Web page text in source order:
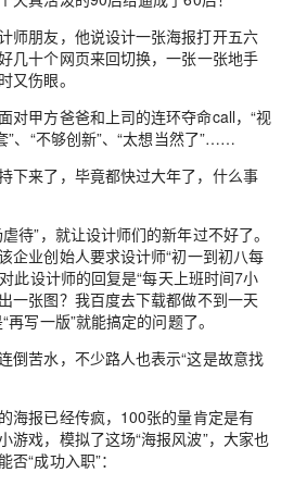
师朋友，他说设计一张海报打开五六
几十个网页来回切换，一张一张地手
又伤眼。
对甲方爸爸和上司的连环夺命call，“视
”、“不够创新”、“太想当然了”……
下来了，毕竟都快过大年了，什么事
待”，就让设计师们的新年过不好了。
企业创始人要求设计师“初一到初八每
此设计师的回复是“每天上班时间7小
一张图？ 我百度去下载都做不到一天
再写一版”就能搞定的问题了。
倒苦水，不少路人也表示“这是故意找
海报已经传疯，100张的量肯定是有
游戏，模拟了这场“海报风波”，大家也
“成功入职”：